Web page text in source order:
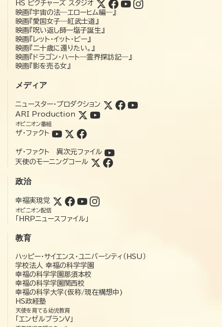
HS ピクチャーズ スタジオ
映画『宇宙の法―エローヒム編―』
映画『愛国女子―紅武士道』
映画『呪い返し師—塩子誕生』
映画『レット・イット・ビー』
映画『二十歳に還りたい。』
映画『ドラゴン・ハート―霊界探訪記―』
映画『影を売る女』
メディア
ニュースター・プロダクション
ARI Production
オピニオン番組
ザ・ファクト
ザ・ファクト 異次元ファイル
天使のモーニングコール
政治
幸福実現党
オピニオン配信
「HRPニュースファイル」
教育
ハッピー・サイエンス・ユニバーシティ（HSU）
学校法人 幸福の科学学園
幸福の科学学園那須本校
幸福の科学学園関西校
幸福の科学大学(仮称/現在構想中)
HS政経塾
天使を育てる幼児教育
「エンゼルプランV」